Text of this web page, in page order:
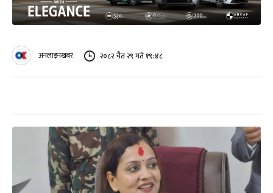
अनलाइनखबर २०८२ चैत २९ गते १९:४८